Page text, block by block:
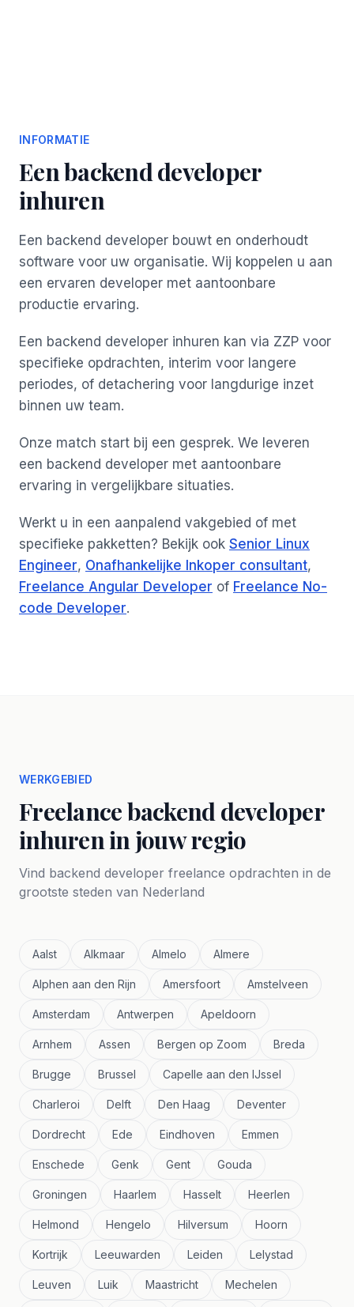
INFORMATIE
Een backend developer
inhuren
Een backend developer bouwt en onderhoudt
software voor uw organisatie. Wij koppelen u aan
een ervaren developer met aantoonbare
productie ervaring.
Een backend developer inhuren kan via ZZP voor
specifieke opdrachten, interim voor langere
periodes, of detachering voor langdurige inzet
binnen uw team.
Onze match start bij een gesprek. We leveren
een backend developer met aantoonbare
ervaring in vergelijkbare situaties.
Werkt u in een aanpalend vakgebied of met
specifieke pakketten? Bekijk ook Senior Linux
Engineer, Onafhankelijke Inkoper consultant,
Freelance Angular Developer of Freelance No-
code Developer.
WERKGEBIED
Freelance backend developer
inhuren in jouw regio
Vind backend developer freelance opdrachten in de
grootste steden van Nederland
Aalst Alkmaar Almelo Almere
Alphen aan den Rijn Amersfoort Amstelveen
Amsterdam Antwerpen Apeldoorn
Arnhem Assen Bergen op Zoom Breda
Brugge Brussel Capelle aan den IJssel
Charleroi Delft Den Haag Deventer
Dordrecht Ede Eindhoven Emmen
Enschede Genk Gent Gouda
Groningen Haarlem Hasselt Heerlen
Helmond Hengelo Hilversum Hoorn
Kortrijk Leeuwarden Leiden Lelystad
Leuven Luik Maastricht Mechelen